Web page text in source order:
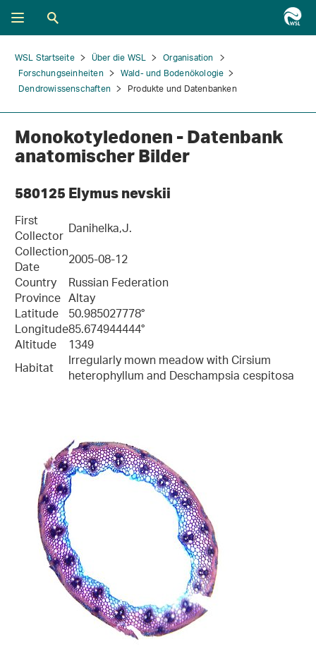
WSL Startseite Über die WSL
Organisation
Forschungseinheiten
Wald- und Bodenökologie
Dendrowissenschaften
Produkte und Datenbanken
Monokotyledonen - Datenbank
anatomischer Bilder
580125 Elymus nevskii
First
Collector Danihelka,J.
Collection
Date
2005-08-12
Country Russian Federation
Province Altay
Latitude 50.985027778°
Longitude85.674944444°
Altitude 1349
Habitat
Irregularly mown meadow with Cirsium
heterophyllum and Deschampsia cespitosa